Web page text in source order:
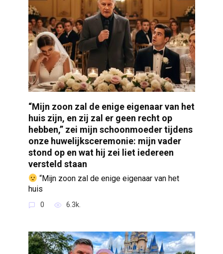
“Mijn zoon zal de enige eigenaar van het
huis zijn, en zij zal er geen recht op
hebben,” zei mijn schoonmoeder tijdens
onze huwelijksceremonie: mijn vader
stond op en wat hij zei liet iedereen
versteld staan
“Mijn zoon zal de enige eigenaar van het
huis
0 6.3k.